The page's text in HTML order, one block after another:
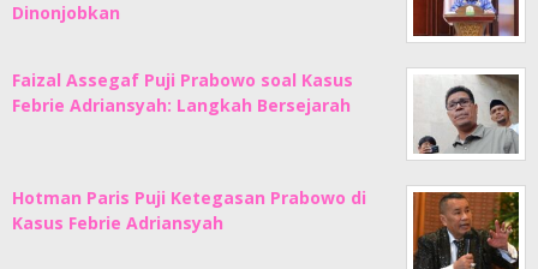
Dinonjobkan
Faizal Assegaf Puji Prabowo soal Kasus
Febrie Adriansyah: Langkah Bersejarah
Hotman Paris Puji Ketegasan Prabowo di
Kasus Febrie Adriansyah